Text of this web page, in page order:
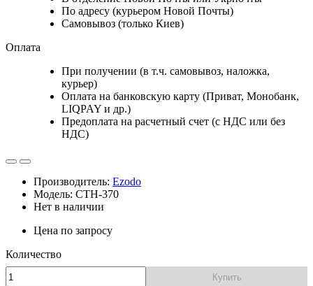
По адресу (курьером Новой Почты)
Самовывоз (только Киев)
Оплата
При получении (в т.ч. самовывоз, наложка,
курьер)
Оплата на банковскую карту (Приват, Монобанк,
LIQPAY и др.)
Предоплата на расчетный счет (с НДС или без
НДС)
Производитель: Ezodo
Модель: CTH-370
Нет в наличии
Цена по запросу
Количество
Купить